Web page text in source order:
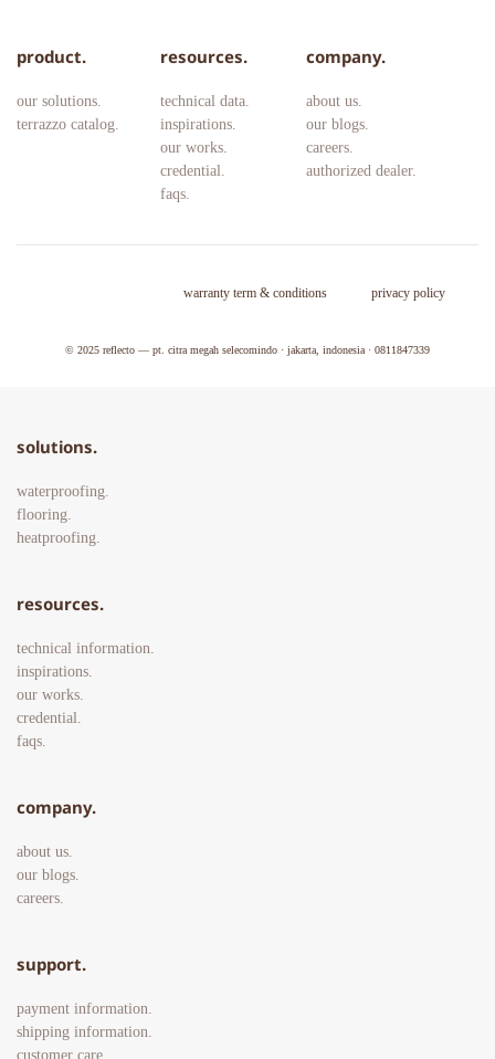
product.
our solutions.
terrazzo catalog.
resources.
technical data.
inspirations.
our works.
credential.
faqs.
company.
about us.
our blogs.
careers.
authorized dealer.
© 2025 reflecto — pt. citra megah selecomindo · jakarta, indonesia · 0811847339
privacy policy
warranty term & conditions
solutions.
waterproofing.
flooring.
heatproofing.
resources.
technical information.
inspirations.
our works.
credential.
faqs.
company.
about us.
our blogs.
careers.
support.
payment information.
shipping information.
customer care.